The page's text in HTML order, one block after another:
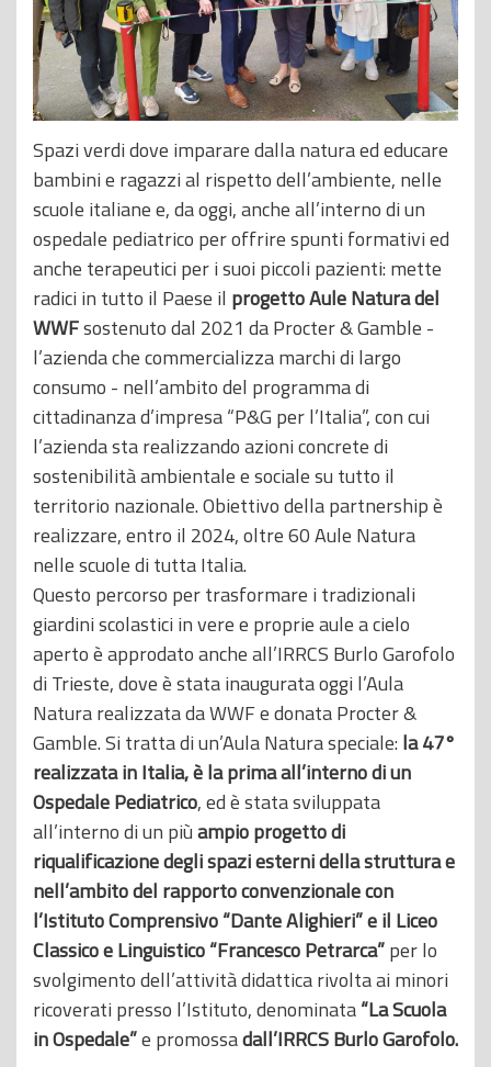
Spazi verdi dove imparare dalla natura ed educare
bambini e ragazzi al rispetto dell’ambiente, nelle
scuole italiane e, da oggi, anche all’interno di un
ospedale pediatrico per offrire spunti formativi ed
anche terapeutici per i suoi piccoli pazienti: mette
radici in tutto il Paese il progetto Aule Natura del
WWFsostenuto dal 2021 da Procter & Gamble -
l’azienda che commercializza marchi di largo
consumo - nell’ambito del programma di
cittadinanza d’impresa “P&G per l’Italia”, con cui
l’azienda sta realizzando azioni concrete di
sostenibilità ambientale e sociale su tutto il
territorio nazionale. Obiettivo della partnership è
realizzare, entro il 2024, oltre 60 Aule Natura
nelle scuole di tutta Italia.
Questo percorso per trasformare i tradizionali
giardini scolastici in vere e proprie aule a cielo
aperto è approdato anche all’IRRCS Burlo Garofolo
di Trieste, dove è stata inaugurata oggi l’Aula
Natura realizzata da WWF e donata Procter &
Gamble. Si tratta di un’Aula Natura speciale: la 47°
realizzata in Italia, è la prima all’interno di un
Ospedale Pediatrico, ed è stata sviluppata
all’interno di un piùampio progetto di
riqualificazione degli spazi esterni della struttura e
nell’ambito del rapporto convenzionale con
l’Istituto Comprensivo “Dante Alighieri” e il Liceo
Classico e Linguistico “Francesco Petrarca”per lo
svolgimento dell’attività didattica rivolta ai minori
ricoverati presso l’Istituto, denominata“La Scuola
in Ospedale”e promossadall’IRRCS Burlo Garofolo.